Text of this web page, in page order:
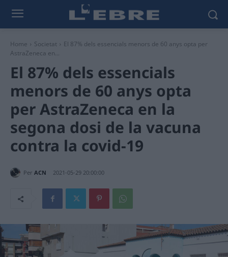
Home Societat
El 87% dels essencials menors de 60 anys opta per
AstraZeneca en...
El 87% dels essencials
menors de 60 anys opta
per AstraZeneca en la
segona dosi de la vacuna
contra la covid-19
Per ACN 2021-05-29 20:00:00